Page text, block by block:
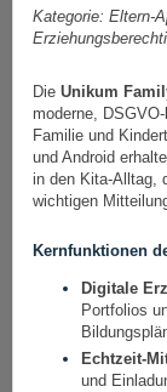
Kategorie: Eltern-
Die Unikum
moderne,
Familie und
und Android
in den Kita-Alltag,
wichtigen
Kernfunktionen
Digitale
Portfolios
Echtzeit-
und